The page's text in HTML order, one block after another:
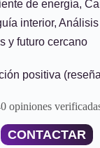
de energía,
interior,
y futuro cercano
positiva
opiniones
CONTACTAR